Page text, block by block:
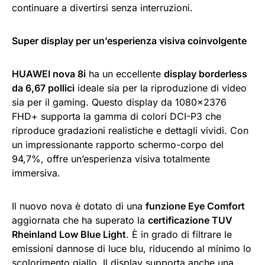
continuare a divertirsi senza interruzioni.
Super display per un’esperienza visiva coinvolgente
HUAWEI nova 8i ha un eccellente display borderless
da 6,67 pollici ideale sia per la riproduzione di video
sia per il gaming. Questo display da 1080×2376
FHD+ supporta la gamma di colori DCI-P3 che
riproduce gradazioni realistiche e dettagli vividi. Con
un impressionante rapporto schermo-corpo del
94,7%, offre un’esperienza visiva totalmente
immersiva.
Il nuovo nova è dotato di una funzione Eye Comfort
aggiornata che ha superato la certificazione TUV
Rheinland Low Blue Light. È in grado di filtrare le
emissioni dannose di luce blu, riducendo al minimo lo
scolorimento giallo. Il display supporta anche una